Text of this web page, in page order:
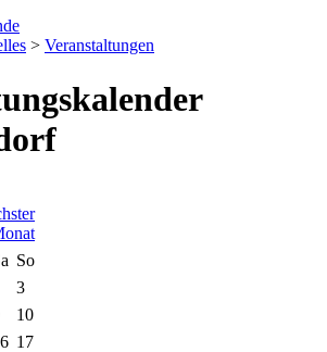
> Veranstaltungen
So
3
10
17